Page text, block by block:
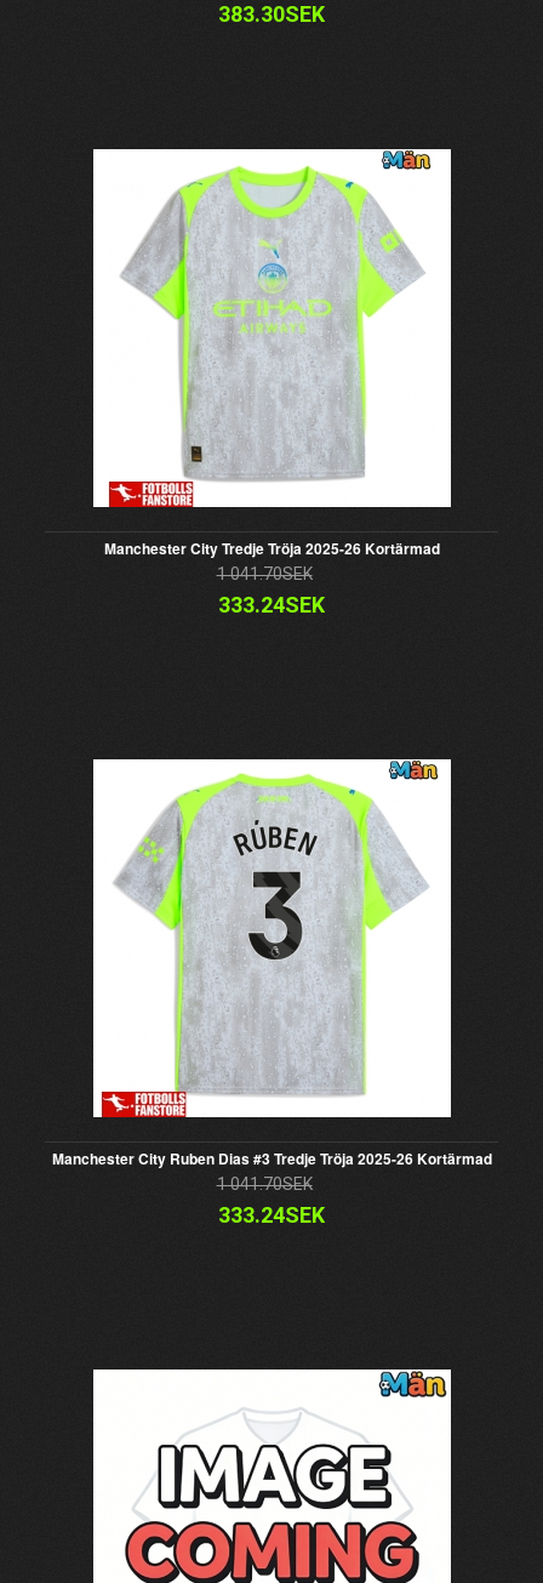
383.30SEK
Manchester City Tredje Tröja 2025-26 Kortärmad
1 041.70SEK
333.24SEK
Manchester City Ruben Dias #3 Tredje Tröja 2025-26 Kortärmad
1 041.70SEK
333.24SEK